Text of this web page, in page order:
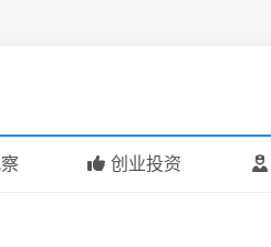
创业投资